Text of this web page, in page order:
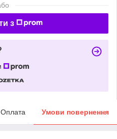
з
Оплата Умови повернення